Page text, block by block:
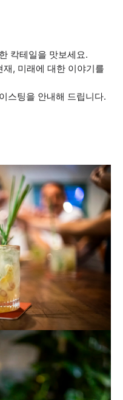
칵테일을 맛보세요.
, 미래에 대한 이야기를
스팅을 안내해 드립니다.